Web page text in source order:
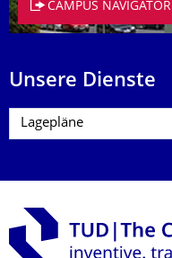
CAMPUS NAVIGATOR
Unsere Dienste